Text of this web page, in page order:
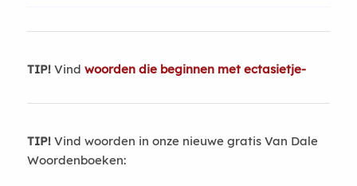
TIP!Vind woorden die beginnen met ectasietje-
TIP!Vind woorden in onze nieuwe gratis Van Dale
Woordenboeken: